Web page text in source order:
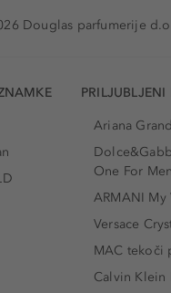
Douglas parfumerije
PRILJUBLJENI
Ariana
One For Men
ARMANI My
Versace
MAC tekoči
Calvin Klein